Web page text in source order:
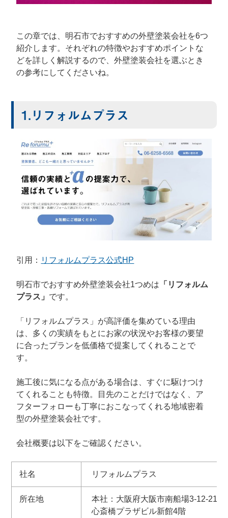
この章では、明石市でおすすめの外壁塗装会社を6つ
紹介します。それぞれの特徴やおすすめポイントな
どを詳しく解説するので、外壁塗装会社を選ぶとき
の参考にしてくださいね。
1.リフォルムプラス
引用： リフォルムプラス公式HP
明石市でおすすめ外壁塗装会社1つめは 「リフォルム
プラス」 です。
「リフォルムプラス」が高評価を集めている理由
は、多くの実績をもとにお家の状況やお客様の要望
に合ったプランを低価格で提案してくれることで
す。
施工後に気になる点がある場合は、すぐに駆けつけ
てくれることも特徴。目先のことだけではなく、ア
フターフォローも丁寧におこなってくれる地域密着
型の外壁塗装会社です。
会社概要は以下をご確認ください。
社名 リフォルムプラス
所在地
本社：大阪府大阪市南船場3-12-21
心斎橋プラザビル新館4階